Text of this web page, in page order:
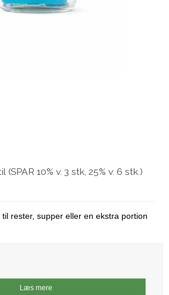
10% v. 3 stk, 25% v. 6 stk.)
rester, supper eller en ekstra portion
Læs mere